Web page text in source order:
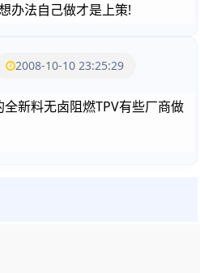
办法自己做才是上策!
2008-10-10 23:25:29
新料无卤阻燃TPV有些厂商做